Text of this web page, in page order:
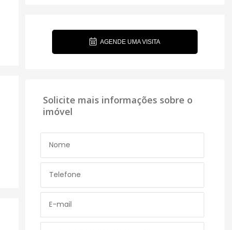
AGENDE UMA VISITA
Solicite mais informações sobre o
imóvel